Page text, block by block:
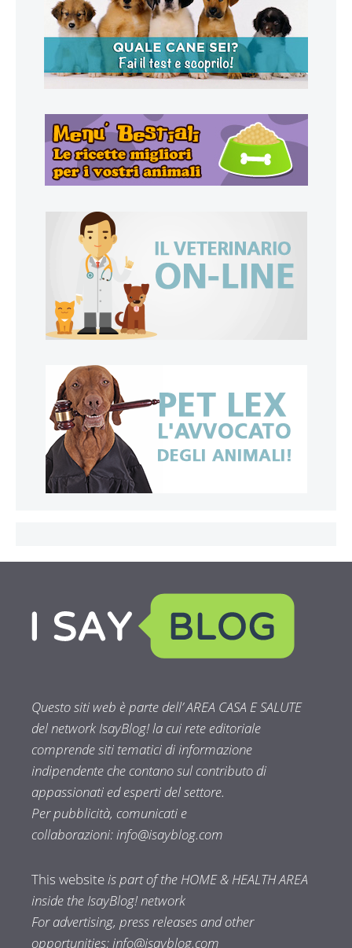
Questo siti web è parte dell’ AREA CASA E SALUTE
del network IsayBlog! la cui rete editoriale
comprende siti tematici di informazione
indipendente che contano sul contributo di
appassionati ed esperti del settore.
Per pubblicità, comunicati e
collaborazioni:info@isayblog.com
This websiteis part of the HOME & HEALTH AREA
inside the IsayBlog! network
For advertising, press releases and other
opportunities:info@isayblog.com